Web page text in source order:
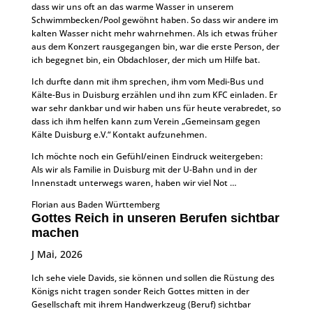
dass wir uns oft an das warme Wasser in unserem
Schwimmbecken/Pool gewöhnt haben. So dass wir andere im
kalten Wasser nicht mehr wahrnehmen. Als ich etwas früher
aus dem Konzert rausgegangen bin, war die erste Person, der
ich begegnet bin, ein Obdachloser, der mich um Hilfe bat.
Ich durfte dann mit ihm sprechen, ihm vom Medi-Bus und
Kälte-Bus in Duisburg erzählen und ihn zum KFC einladen. Er
war sehr dankbar und wir haben uns für heute verabredet, so
dass ich ihm helfen kann zum Verein „Gemeinsam gegen
Kälte Duisburg e.V.“ Kontakt aufzunehmen.
Ich möchte noch ein Gefühl/einen Eindruck weitergeben:
Als wir als Familie in Duisburg mit der U-Bahn und in der
Innenstadt unterwegs waren, haben wir viel Not …
Florian aus Baden Württemberg
Gottes Reich in unseren Berufen sichtbar
machen
J Mai, 2026
Ich sehe viele Davids, sie können und sollen die Rüstung des
Königs nicht tragen sonder Reich Gottes mitten in der
Gesellschaft mit ihrem Handwerkzeug (Beruf) sichtbar